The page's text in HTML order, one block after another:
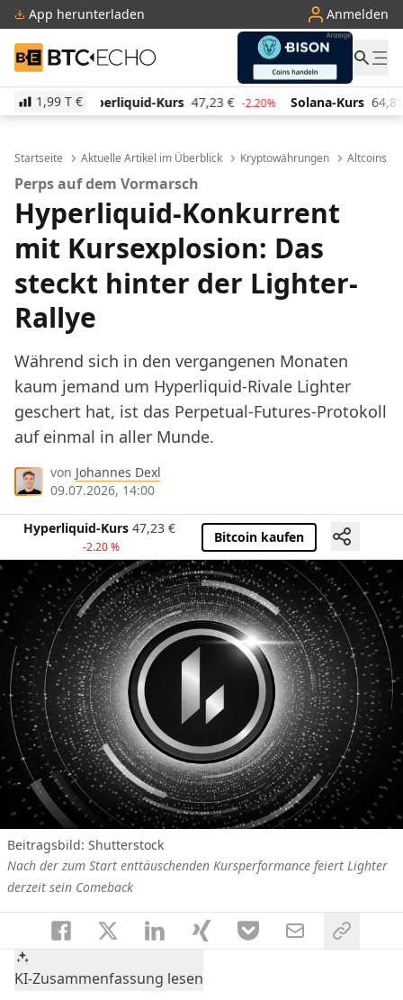
App herunterladen Anmelden
BTC-ECHO
1,99 T €
Kurs 47,23 -2.20% Solana-Kurs 64,81 € 2.80% TRON-Kurs
Startseite Aktuelle Artikel im Überblick Kryptowährungen Altcoins
Perps auf dem Vormarsch
Hyperliquid-Konkurrent
mit Kursexplosion: Das
steckt hinter der Lighter-
Rallye
Während sich in den vergangenen Monaten
kaum jemand um Hyperliquid-Rivale Lighter
geschert hat, ist das Perpetual-Futures-Protokoll
auf einmal in aller Munde.
von Johannes Dexl
09.07.2026, 14:00
Hyperliquid-Kurs 47,23 €
-2.20 %
Bitcoin kaufen
Beitragsbild: Shutterstock
Nach der zum Start enttäuschenden Kursperformance feiert Lighter
derzeit sein Comeback
KI-Zusammenfassung lesen